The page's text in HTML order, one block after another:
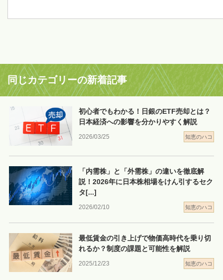
同じカテゴリーの新着記事
2026/03/25 知恵のハコ
初心者でもわかる！日銀のETF売却とは？
日本経済への影響を分かりやすく解説
2026/02/10 知恵のハコ
「内需株」と「外需株」の違いを徹底解
説！2026年に日本株相場をけん引するセク
タ[...]
2025/12/23 知恵のハコ
最低賃金の引き上げで物価高時代を乗り切
れるか？制度の課題と可能性を解説